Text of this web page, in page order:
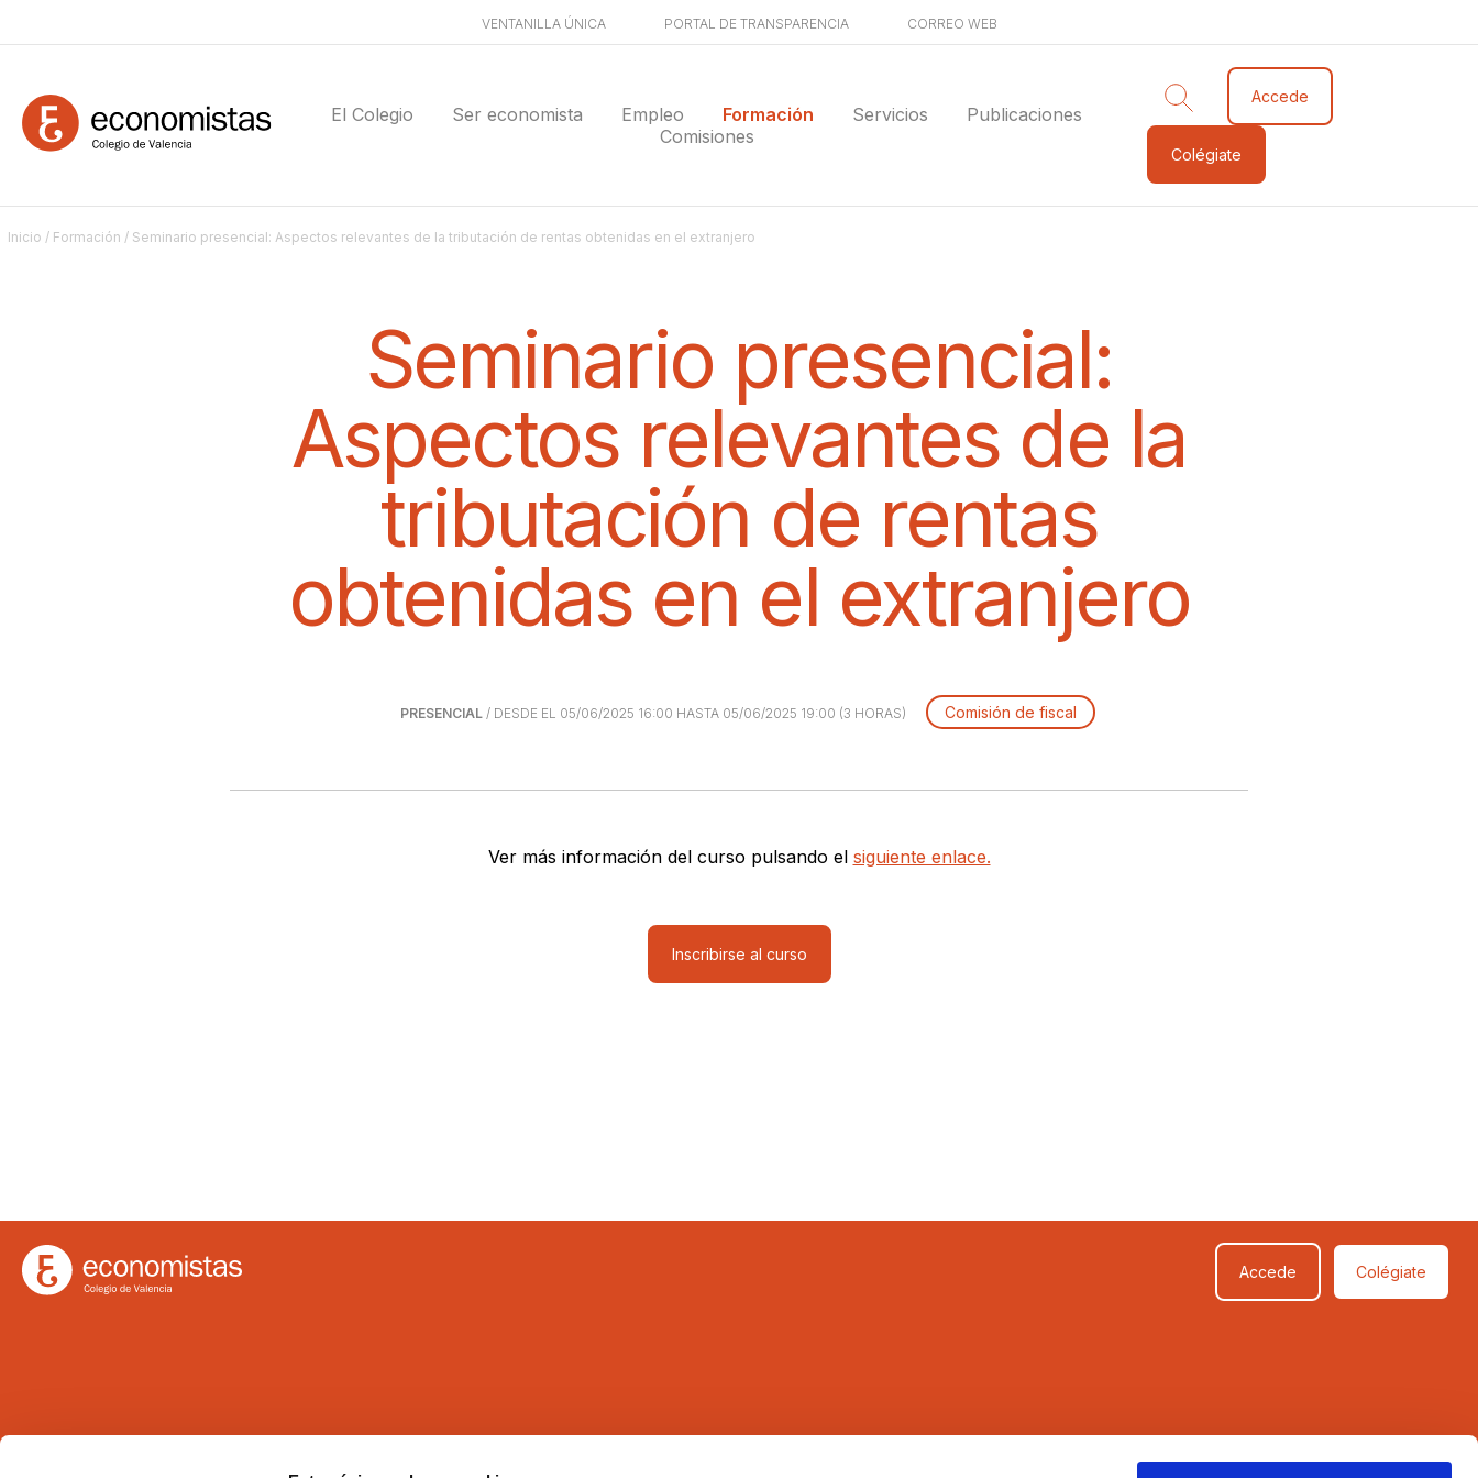
VENTANILLA ÚNICA PORTAL DE TRANSPARENCIA CORREO WEB
El Colegio Ser economista Empleo Formación Servicios
Publicaciones
Comisiones
Accede
Colégiate
Inicio / Formación / Seminario presencial: Aspectos relevantes de la tributación de rentas obtenidas en el extranjero
Seminario presencial:
Aspectos relevantes de la
tributación de rentas
obtenidas en el extranjero
PRESENCIAL/ DESDE EL 05/06/2025 16:00 HASTA 05/06/2025 19:00 (3 HORAS) Comisión de fiscal
Ver más información del curso pulsando el siguiente enlace.
Inscribirse al curso
Accede Colégiate